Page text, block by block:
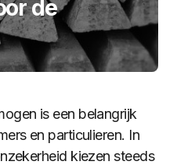
de
is een belangrijk
en particulieren. In
kiezen steeds